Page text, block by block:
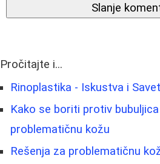
Slanje
Pročitajte i...
Rinoplastika - Iskustva i
Kako se boriti protiv
problematičnu kožu
Rešenja za problematičnu